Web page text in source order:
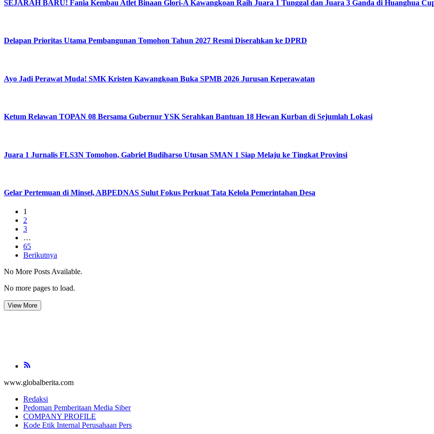
SEJARAH BARU! Fania Kembau Atlet Binaan Glori-A Kawangkoan Raih Juara 1 Tunggal dan Juara 3 Ganda di Huanghua
Delapan Prioritas Utama Pembangunan Tomohon Tahun 2027 Resmi Diserahkan ke DPRD
Ayo Jadi Perawat Muda! SMK Kristen Kawangkoan Buka SPMB 2026 Jurusan Keperawatan
Ketum Relawan TOPAN 08 Bersama Gubernur YSK Serahkan Bantuan 18 Hewan Kurban di Sejumlah Lokasi
Juara 1 Jurnalis FLS3N Tomohon, Gabriel Budiharso Utusan SMAN 1 Siap Melaju ke Tingkat Provinsi
Gelar Pertemuan di Minsel, ABPEDNAS Sulut Fokus Perkuat Tata Kelola Pemerintahan Desa
1
2
3
…
65
Berikutnya
No More Posts Available.
No more pages to load.
View More
www.globalberita.com
Redaksi
Pedoman Pemberitaan Media Siber
COMPANY PROFILE
Kode Etik Internal Perusahaan Pers